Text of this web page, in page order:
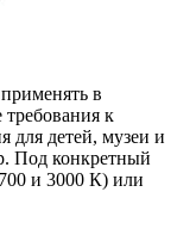
в
к
для детей, музеи и
Под конкретный
и 3000 К) или